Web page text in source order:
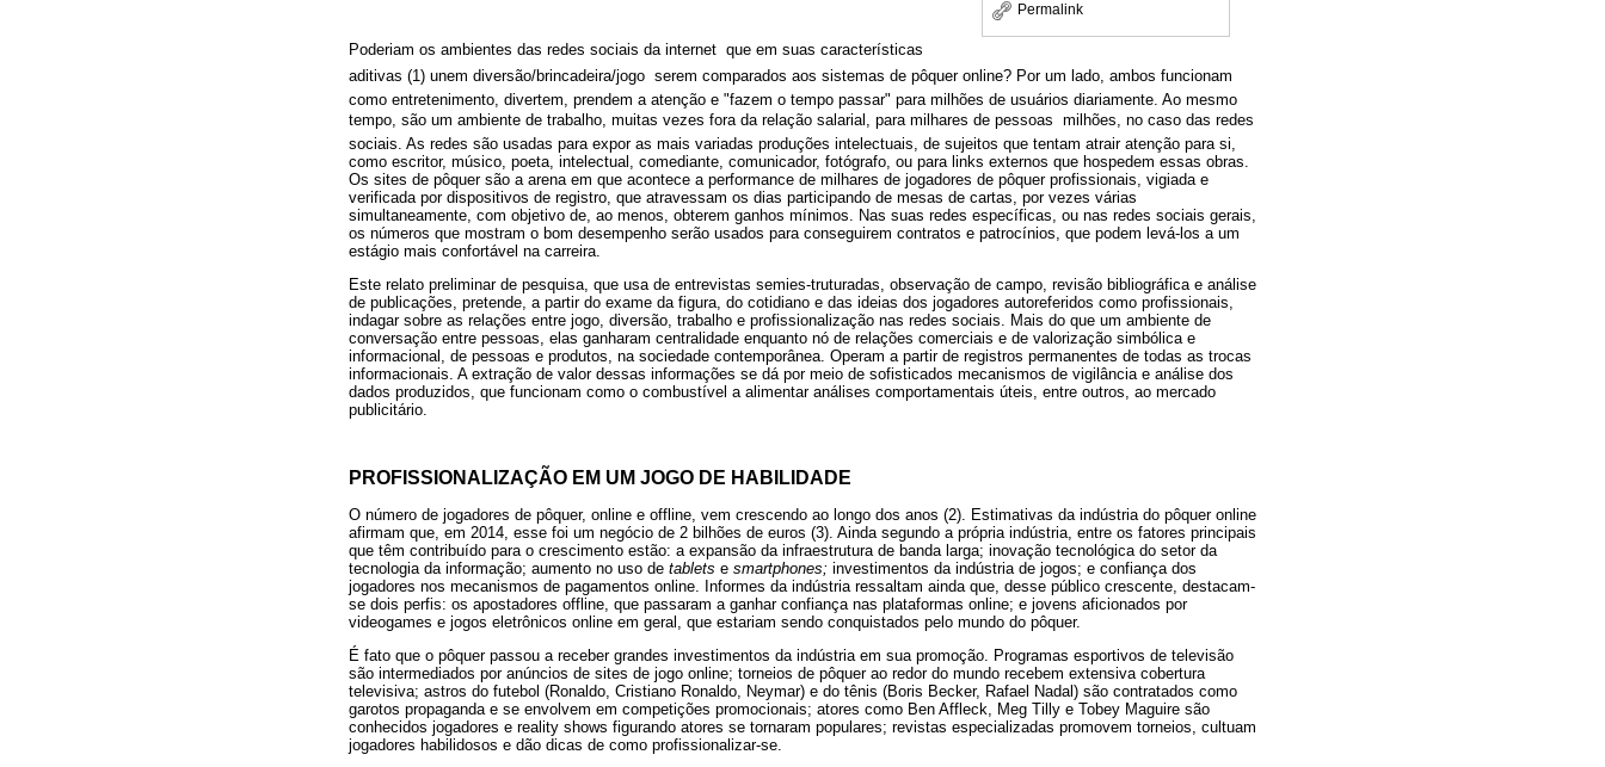
Permalink
Poderiam os ambientes das redes sociais da internet  que em suas características
aditivas (1) unem diversão/brincadeira/jogo  serem comparados aos sistemas de pôquer online? Por um lado, ambos funcionam
como entretenimento, divertem, prendem a atenção e "fazem o tempo passar" para milhões de usuários diariamente. Ao mesmo
tempo, são um ambiente de trabalho, muitas vezes fora da relação salarial, para milhares de pessoas  milhões, no caso das redes
sociais. As redes são usadas para expor as mais variadas produções intelectuais, de sujeitos que tentam atrair atenção para si,
como escritor, músico, poeta, intelectual, comediante, comunicador, fotógrafo, ou para links externos que hospedem essas obras.
Os sites de pôquer são a arena em que acontece a performance de milhares de jogadores de pôquer profissionais, vigiada e
verificada por dispositivos de registro, que atravessam os dias participando de mesas de cartas, por vezes várias
simultaneamente, com objetivo de, ao menos, obterem ganhos mínimos. Nas suas redes específicas, ou nas redes sociais gerais,
os números que mostram o bom desempenho serão usados para conseguirem contratos e patrocínios, que podem levá-los a um
estágio mais confortável na carreira.
Este relato preliminar de pesquisa, que usa de entrevistas semies-truturadas, observação de campo, revisão bibliográfica e análise
de publicações, pretende, a partir do exame da figura, do cotidiano e das ideias dos jogadores autoreferidos como profissionais,
indagar sobre as relações entre jogo, diversão, trabalho e profissionalização nas redes sociais. Mais do que um ambiente de
conversação entre pessoas, elas ganharam centralidade enquanto nó de relações comerciais e de valorização simbólica e
informacional, de pessoas e produtos, na sociedade contemporânea. Operam a partir de registros permanentes de todas as trocas
informacionais. A extração de valor dessas informações se dá por meio de sofisticados mecanismos de vigilância e análise dos
dados produzidos, que funcionam como o combustível a alimentar análises comportamentais úteis, entre outros, ao mercado
publicitário.
PROFISSIONALIZAÇÃO EM UM JOGO DE HABILIDADE
O número de jogadores de pôquer, online e offline, vem crescendo ao longo dos anos (2). Estimativas da indústria do pôquer online
afirmam que, em 2014, esse foi um negócio de 2 bilhões de euros (3). Ainda segundo a própria indústria, entre os fatores principais
que têm contribuído para o crescimento estão: a expansão da infraestrutura de banda larga; inovação tecnológica do setor da
tecnologia da informação; aumento no uso de tablets e smartphones; investimentos da indústria de jogos; e confiança dos
jogadores nos mecanismos de pagamentos online. Informes da indústria ressaltam ainda que, desse público crescente, destacam-
se dois perfis: os apostadores offline, que passaram a ganhar confiança nas plataformas online; e jovens aficionados por
videogames e jogos eletrônicos online em geral, que estariam sendo conquistados pelo mundo do pôquer.
É fato que o pôquer passou a receber grandes investimentos da indústria em sua promoção. Programas esportivos de televisão
são intermediados por anúncios de sites de jogo online; torneios de pôquer ao redor do mundo recebem extensiva cobertura
televisiva; astros do futebol (Ronaldo, Cristiano Ronaldo, Neymar) e do tênis (Boris Becker, Rafael Nadal) são contratados como
garotos propaganda e se envolvem em competições promocionais; atores como Ben Affleck, Meg Tilly e Tobey Maguire são
conhecidos jogadores e reality shows figurando atores se tornaram populares; revistas especializadas promovem torneios, cultuam
jogadores habilidosos e dão dicas de como profissionalizar-se.